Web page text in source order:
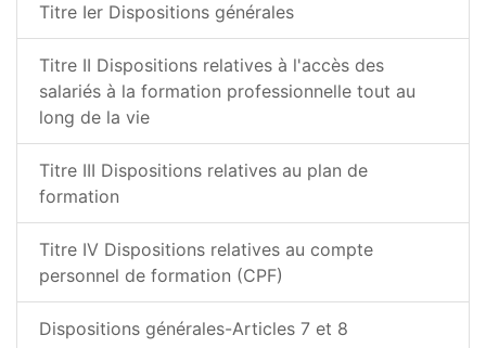
Titre Ier Dispositions générales
Titre II Dispositions relatives à l'accès des
salariés à la formation professionnelle tout au
long de la vie
Titre III Dispositions relatives au plan de
formation
Titre IV Dispositions relatives au compte
personnel de formation (CPF)
Dispositions générales-Articles 7 et 8